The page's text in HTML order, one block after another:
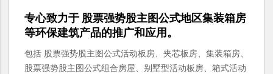
专心致力于 股票强势股主图公式地区集装箱房
等环保建筑产品的推广和应用。
包括 股票强势股主图公式活动板房、夹芯板房、集装箱房、
股票强势股主图公式组合房屋、别墅型活动板房、箱式活动